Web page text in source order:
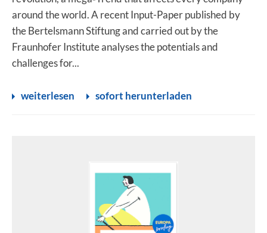
around the world. A recent Input-Paper published by
the Bertelsmann Stiftung and carried out by the
Fraunhofer Institute analyses the potentials and
challenges for...
weiterlesen sofort herunterladen